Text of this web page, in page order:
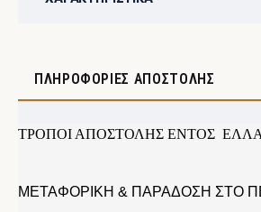
ΠΛΗΡΟΦΟΡΊΕΣ ΑΠΟΣΤΟΛΉΣ
ΤΡΟΠΟΙ ΑΠΟΣΤΟΛΗΣ ΕΝΤΟΣ
ΜΕΤΑΦΟΡΙΚΗ & ΠΑΡΑΔΟΣΗ ΣΤΟ